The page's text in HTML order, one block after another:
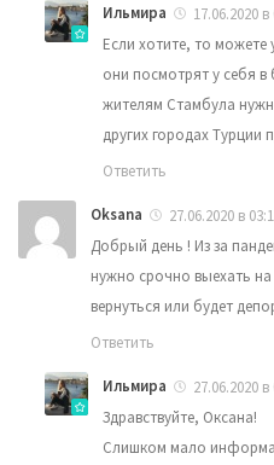
Ильмира
17.06.2020 в
Если хотите, то
они посмотрят у себя в
жителям Стамбула
других городах Турции
Ответить
Oksana
27.06.2020 в
Добрый день ! Из за
нужно срочно выехать
вернуться или будет
Ответить
Ильмира
27.06.2020 в
Здравствуйте, Оксана!
Слишком мало